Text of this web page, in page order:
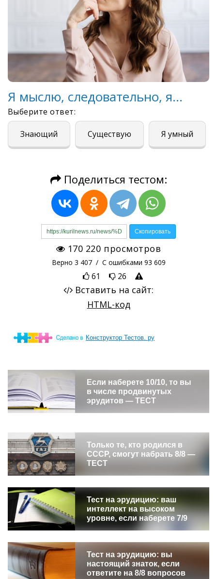
Конструктор Тестов. ру
Если наберете 10/10, то вы
в числе продвинутых
эрудитов — ТЕСТ
Только те, кто родился в
СССР, смогут набрать 8/8 —
ТЕСТ
Тест на эрудицию: ваш
интеллект на высоком
уровне, если наберете 7/9
Тест на эрудицию: вы
настоящий знаток, если
ответите на 8/8 вопросов